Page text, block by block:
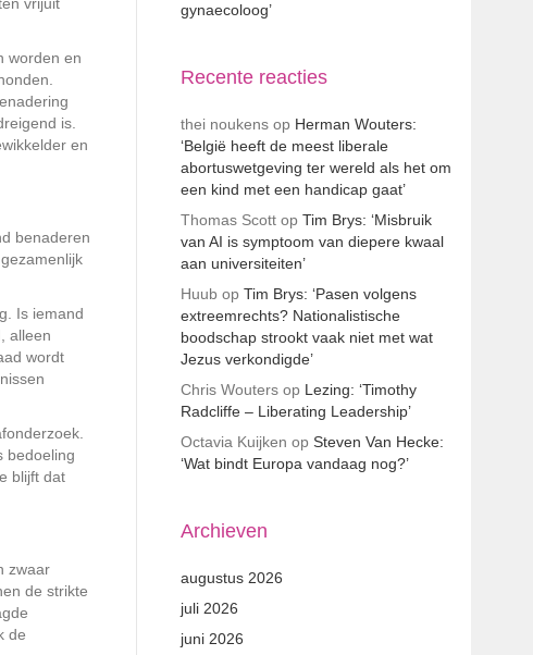
worden en
is.
en
benaderen
Is iemand
alleen
wordt
bedoeling
blijft dat
zwaar
de strikte
de
gynaecoloog’
Recente reacties
thei noukensop Herman Wouters:
‘België heeft de meest liberale
abortuswetgeving ter wereld als het om
een kind met een handicap gaat’
Thomas Scottop Tim Brys: ‘Misbruik
van AI is symptoom van diepere kwaal
aan universiteiten’
Huubop Tim Brys: ‘Pasen volgens
extreemrechts? Nationalistische
boodschap strookt vaak niet met wat
Jezus verkondigde’
Chris Woutersop Lezing: ‘Timothy
Radcliffe – Liberating Leadership’
Octavia Kuijken op Steven Van Hecke:
‘Wat bindt Europa vandaag nog?’
Archieven
augustus 2026
juli 2026
juni 2026